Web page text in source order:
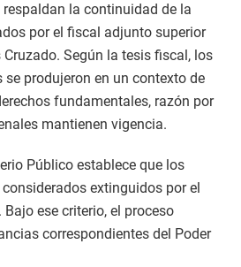
la continuidad de la
por el fiscal adjunto superior
Según la tesis fiscal, los
produjeron en un contexto de
fundamentales, razón por
mantienen vigencia.
Público establece que los
extinguidos por el
ese criterio, el proceso
correspondientes del Poder